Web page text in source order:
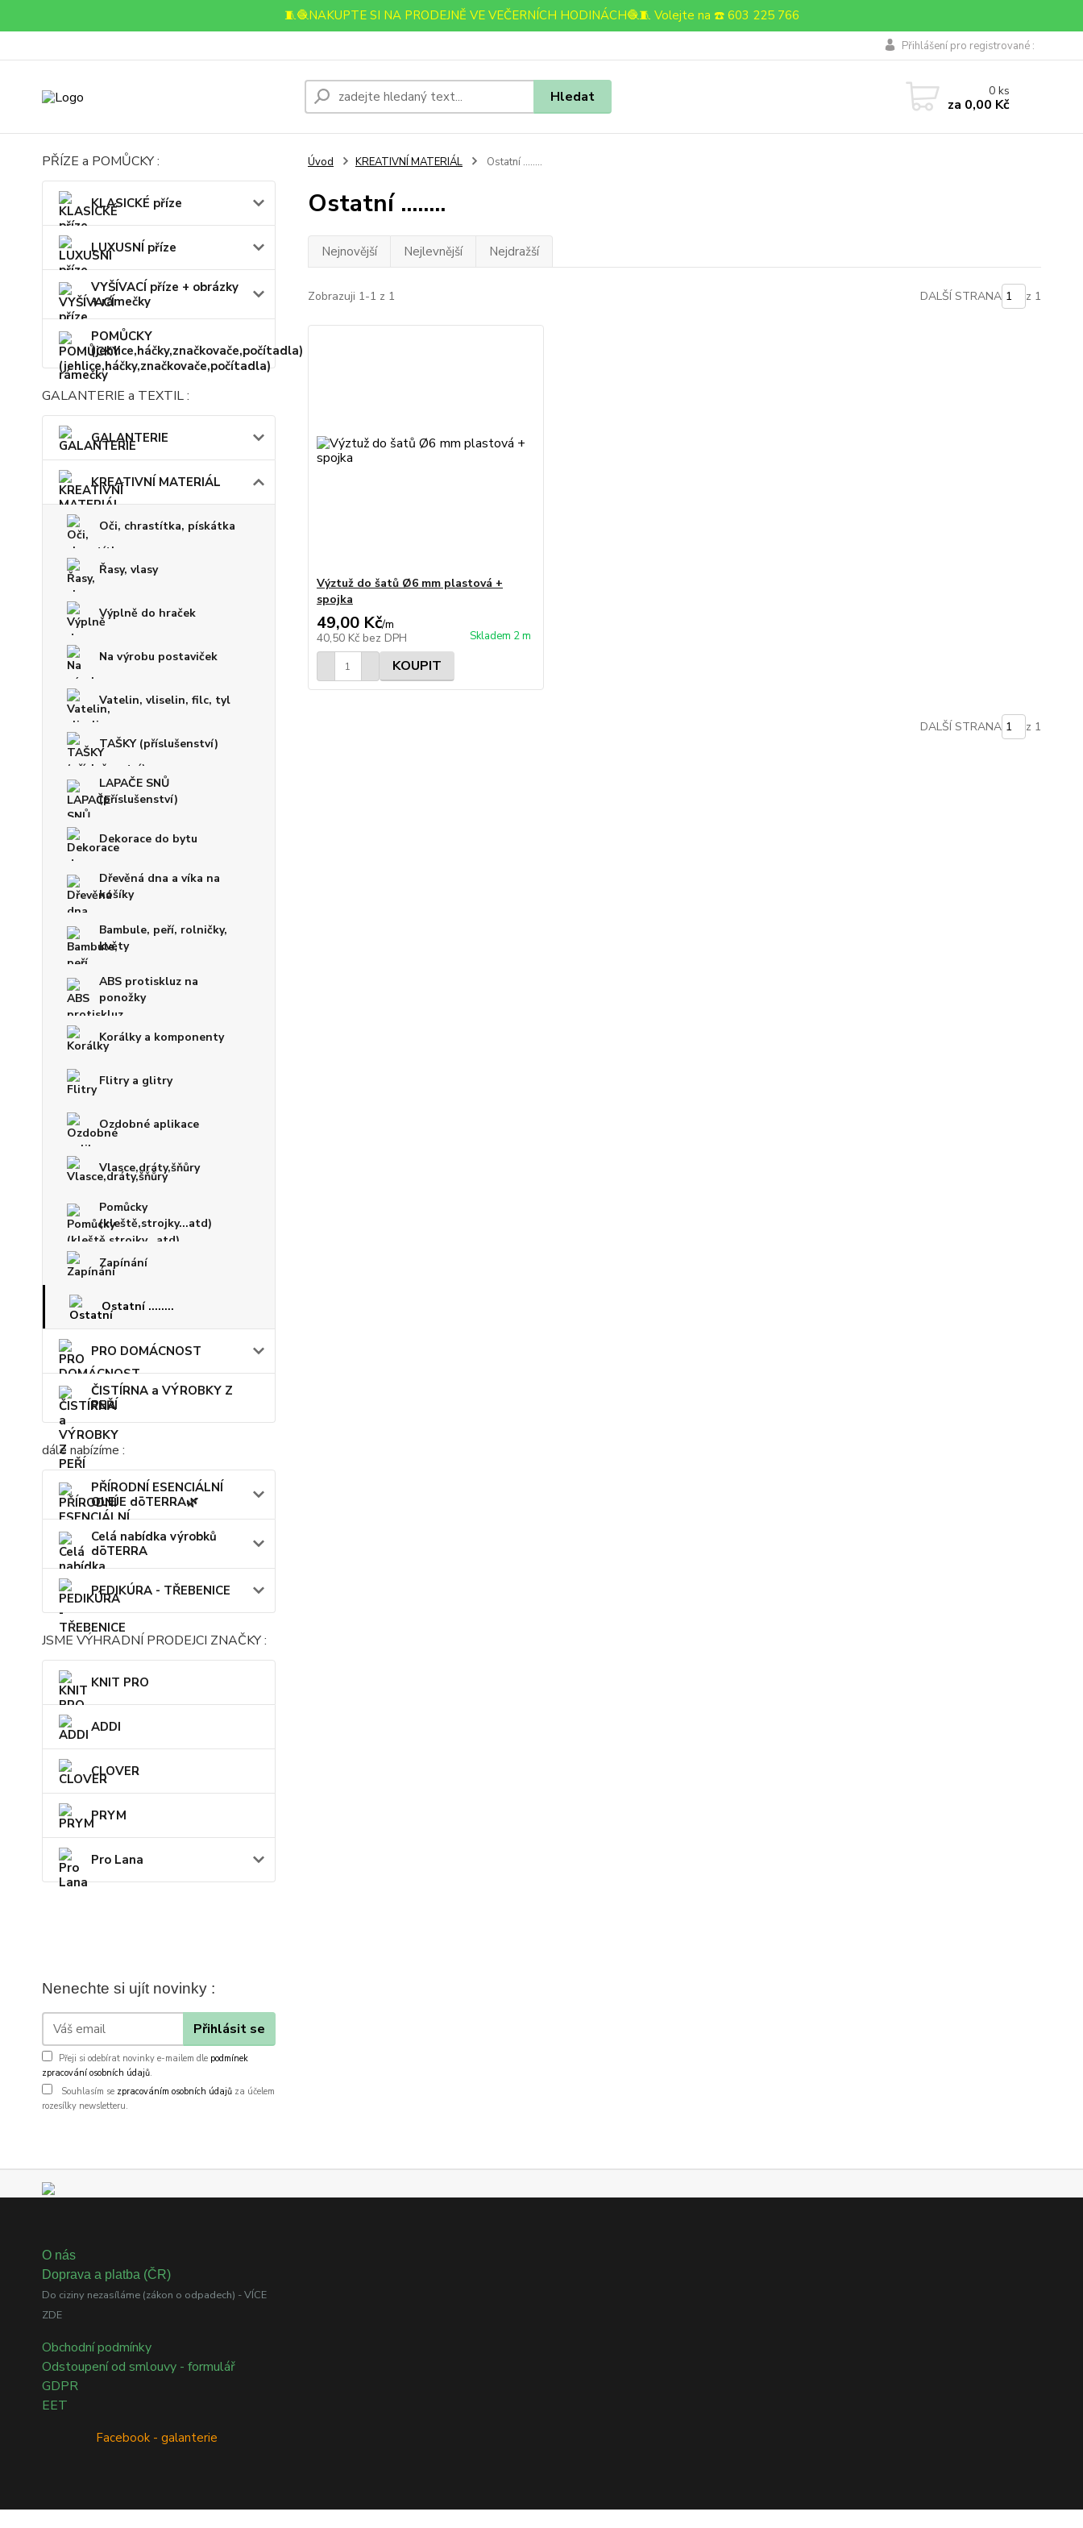
🧵🧶NAKUPTE SI NA PRODEJNĚ VE VEČERNÍCH HODINÁCH🧶🧵 Volejte na ☎️ 603 225 766
Přihlášení pro registrované :
Hledat 0ks
za 0,00 Kč
PŘÍZE a POMŮCKY :
KLASICKÉ příze
LUXUSNÍ příze
VYŠÍVACÍ příze + obrázky
+ rámečky
POMŮCKY
(jehlice,háčky,značkovače,počítadla)
GALANTERIE a TEXTIL :
GALANTERIE
KREATIVNÍ MATERIÁL
Oči, chrastítka, pískátka
Řasy, vlasy
Výplně do hraček
Na výrobu postaviček
Vatelin, vliselin, filc, tyl
TAŠKY (příslušenství)
LAPAČE SNŮ
(příslušenství)
Dekorace do bytu
Dřevěná dna a víka na
košíky
Bambule, peří, rolničky,
květy
ABS protiskluz na
ponožky
Korálky a komponenty
Flitry a glitry
Ozdobné aplikace
Vlasce,dráty,šňůry
Pomůcky
(kleště,strojky...atd)
Zapínání
Ostatní ........
PRO DOMÁCNOST
ČISTÍRNA a VÝROBKY Z
PEŘÍ
dále nabízíme :
PŘÍRODNÍ ESENCIÁLNÍ
OLEJE dōTERRA🌿
Celá nabídka výrobků
dōTERRA
PEDIKÚRA - TŘEBENICE
JSME VÝHRADNÍ PRODEJCI ZNAČKY :
KNIT PRO
ADDI
CLOVER
PRYM
Pro Lana
Nenechte si ujít novinky :
Přihlásit se
Přeji si odebírat novinky e-mailem dle podmínek
zpracování osobních údajů.
Souhlasím se zpracováním osobních údajů za účelem
rozesílky newsletteru.
Úvod KREATIVNÍ MATERIÁL Ostatní ........
Ostatní ........
Nejnovější Nejlevnější Nejdražší
Zobrazuji 1-1 z 1 DALŠÍ STRANA z 1
Výztuž do šatů Ø6 mm plastová +
spojka
49,00 Kč/m
40,50 Kč bez DPH Skladem 2 m
KOUPIT
DALŠÍ STRANA z 1
O nás
Doprava a platba (ČR)
Do ciziny nezasíláme (zákon o odpadech) - VÍCE
ZDE
Obchodní podmínky
Odstoupení od smlouvy - formulář
GDPR
EET
Facebook - galanterie